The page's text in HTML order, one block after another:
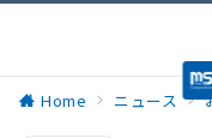
Home ニュース